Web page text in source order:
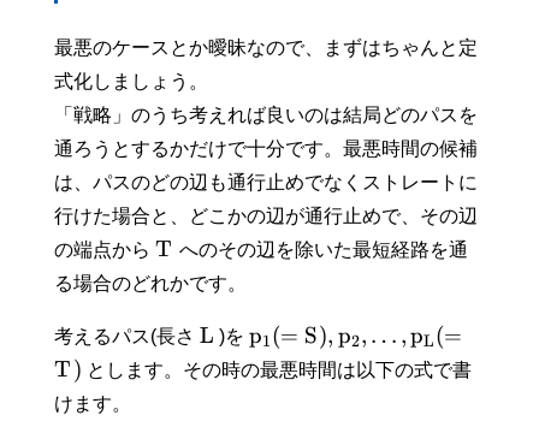
最悪のケースとか曖昧なので、まずはちゃんと定
式化しましょう。
「戦略」のうち考えれば良いのは結局どのパスを
通ろうとするかだけで十分です。最悪時間の候補
は、パスのどの辺も通行止めでなくストレートに
行けた場合と、どこかの辺が通行止めで、その辺
の端点から T へのその辺を除いた最短経路を通
る場合のどれかです。
考えるパス(長さ L )を p1(= S), p2, … ,pL(=
T) とします。その時の最悪時間は以下の式で書
けます。